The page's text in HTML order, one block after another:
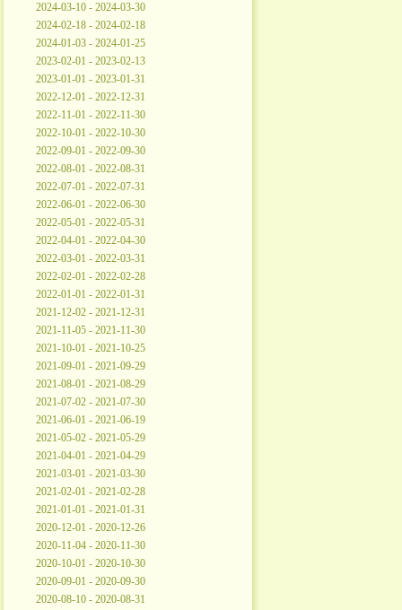
2024-03-10 - 2024-03-30
2024-02-18 - 2024-02-18
2024-01-03 - 2024-01-25
2023-02-01 - 2023-02-13
2023-01-01 - 2023-01-31
2022-12-01 - 2022-12-31
2022-11-01 - 2022-11-30
2022-10-01 - 2022-10-30
2022-09-01 - 2022-09-30
2022-08-01 - 2022-08-31
2022-07-01 - 2022-07-31
2022-06-01 - 2022-06-30
2022-05-01 - 2022-05-31
2022-04-01 - 2022-04-30
2022-03-01 - 2022-03-31
2022-02-01 - 2022-02-28
2022-01-01 - 2022-01-31
2021-12-02 - 2021-12-31
2021-11-05 - 2021-11-30
2021-10-01 - 2021-10-25
2021-09-01 - 2021-09-29
2021-08-01 - 2021-08-29
2021-07-02 - 2021-07-30
2021-06-01 - 2021-06-19
2021-05-02 - 2021-05-29
2021-04-01 - 2021-04-29
2021-03-01 - 2021-03-30
2021-02-01 - 2021-02-28
2021-01-01 - 2021-01-31
2020-12-01 - 2020-12-26
2020-11-04 - 2020-11-30
2020-10-01 - 2020-10-30
2020-09-01 - 2020-09-30
2020-08-10 - 2020-08-31